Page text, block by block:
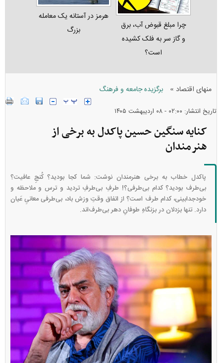
چرا مبلغ قبوض آب، برق
و گاز سر به فلک کشیده
است؟
هرمز در آستانه یک معامله
بزرگ
منهای اقتصاد » برگزیده جامعه و فرهنگ
تاریخ انتشار: ۰۲:۰۰ - ۰۸ ارديبهشت ۱۴۰۵
کنایه سنگین حسین پاکدل به برخی از
هنرمندان
پاکدل خطاب به برخی هنرمندان نوشت: شما کجا بودید؟ کُنجِ عافیت؟
بی‌طرف بودید؟ کدام بی‌طرفی؟! طرفِ بی‌طرفِ تردید و ترس و ملاحظه و
خودجدابینی، کدام طرف است؟ از اتفاق وقتِ وزش باد، بی‌طرفی معانیِ عَیان
دارد. تنها بزدلان در بزنگاهِ طوفانِ دهر بی‌طرف‌اند.